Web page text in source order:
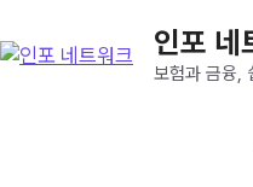
인포 네
보험과 금융,